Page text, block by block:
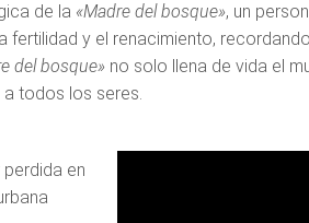
de la «Madre del bosque», un
y el renacimiento,
del bosque»no solo llena de vida el
todos los seres.
en